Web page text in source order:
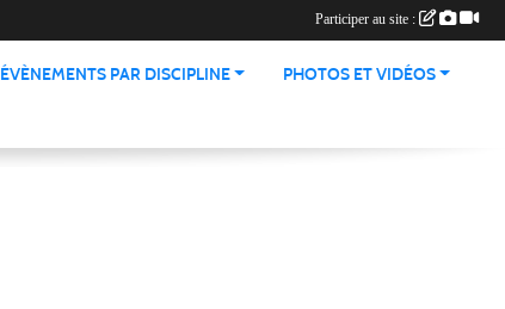
ÉVÈNEMENTS PAR DISCIPLINE
PHOTOS ET VIDÉOS
Participer au site :